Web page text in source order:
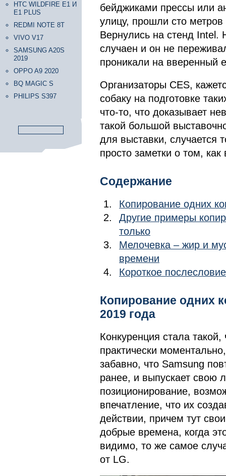
HTC WILDFIRE E1 И
E1 PLUS
REDMI NOTE 8T
VIVO V17
SAMSUNG A20S
2019
OPPO A9 2020
BQ MAGIC S
PHILIPS S397
бейджиками прессы или
улицу, прошли сто
Вернулись на стенд Intel.
случаен и он не
проникали на вверенный
Организаторы CES,
собаку на подготовке
что-то, что доказывает
такой большой
для выставки, случается
просто заметки о том, как
Содержание
Копирование одних
Другие примеры
только
Мелочевка – жир и
времени
Короткое послесловие
Копирование одних
2019 года
Конкуренция стала
практически
забавно, что Samsung
ранее, и выпускает свою
позиционирование,
впечатление, что их
действии, причем тут
добрые времена, когда
видимо, то же самое
от LG.